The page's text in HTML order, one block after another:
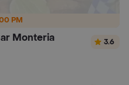
PM
Monteria 3.6